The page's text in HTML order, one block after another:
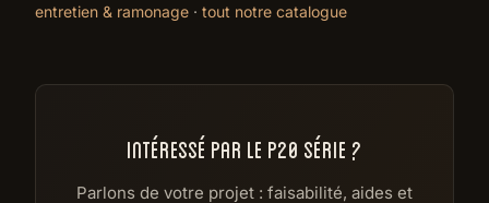
entretien & ramonage · tout notre catalogue
INTÉRESSÉ PAR LE P20 SÉRIE ?
Parlons de votre projet : faisabilité, aides et